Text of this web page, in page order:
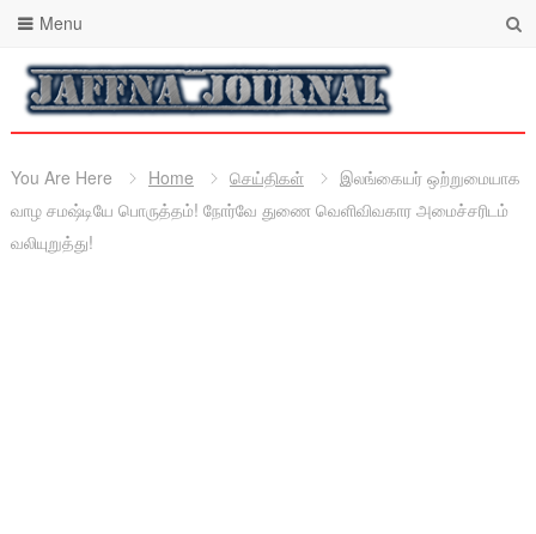
Menu
You Are Here Home செய்திகள்
இலங்கையர் ஒற்றுமையாக
வாழ சமஷ்டியே பொருத்தம்! நோர்வே துணை வெளிவிவகார அமைச்சரிடம்
வலியுறுத்து!